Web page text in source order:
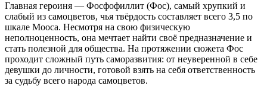
Главная героиня — Фосфофиллит (Фос), самый хрупкий и
слабый из самоцветов, чья твёрдость составляет всего 3,5 по
шкале Мооса. Несмотря на свою физическую
неполноценность, она мечтает найти своё предназначение и
стать полезной для общества. На протяжении сюжета Фос
проходит сложный путь саморазвития: от неуверенной в себе
девушки до личности, готовой взять на себя ответственность
за судьбу всего народа самоцветов.